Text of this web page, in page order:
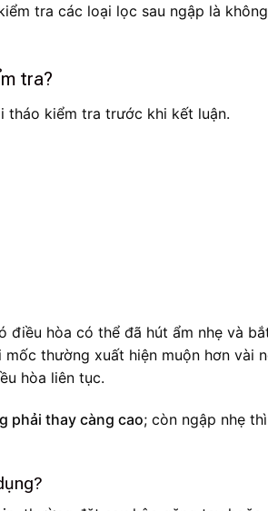
tra các loại lọc sau ngập là
tra?
tháo kiểm tra trước khi kết luận.
điều hòa có thể đã hút ẩm nhẹ và
thường xuất hiện muộn hơn vài
hòa liên tục.
phải thay càng cao; còn ngập nhẹ